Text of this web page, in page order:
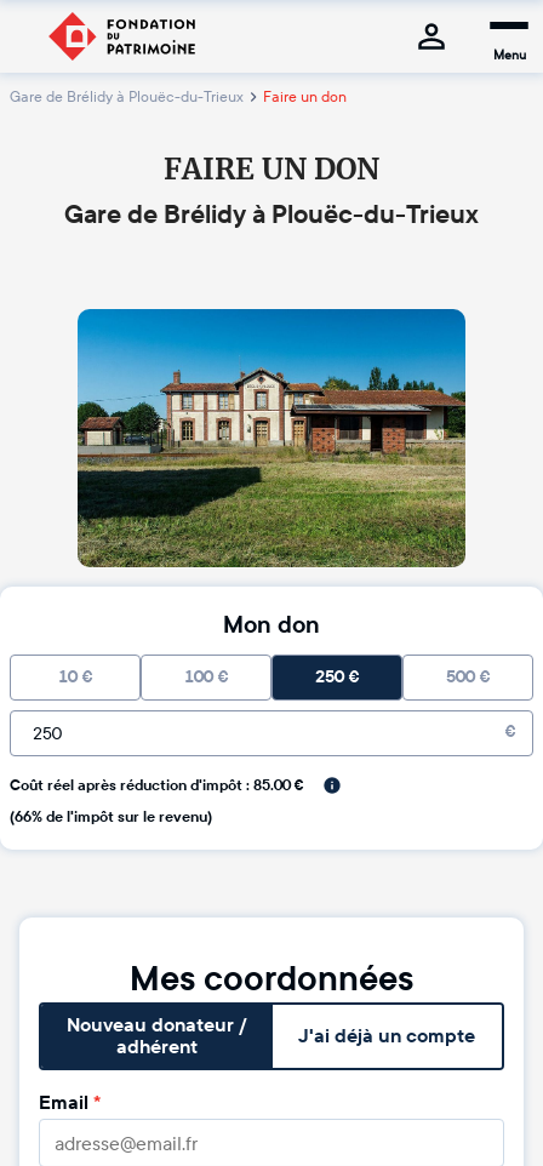
Menu
Gare de Brélidy à Plouëc-du-Trieux Faire un don
FAIRE UN DON
Gare de Brélidy à Plouëc-du-Trieux
Mon don
10 € 100 € 250€ 500 €
€
Coût réel après réduction d'impôt : 85.00 €
(66% de l'impôt sur le revenu)
Mes coordonnées
Nouveau donateur /
adhérent
J'ai déjà un compte
Email *